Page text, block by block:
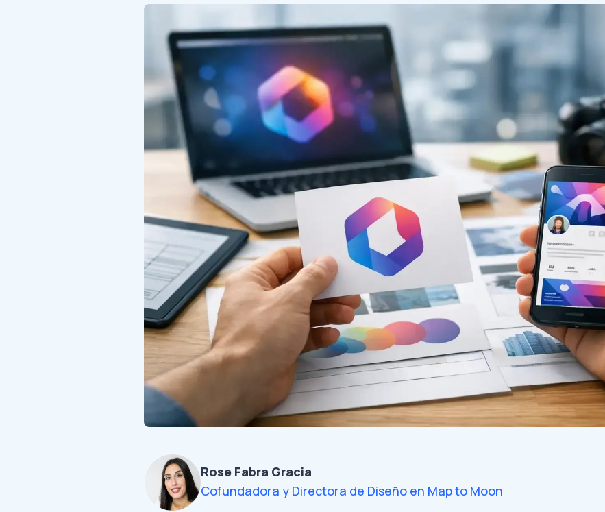
Rose Fabra Gracia
Cofundadora y Directora de Diseño en Map to Moon